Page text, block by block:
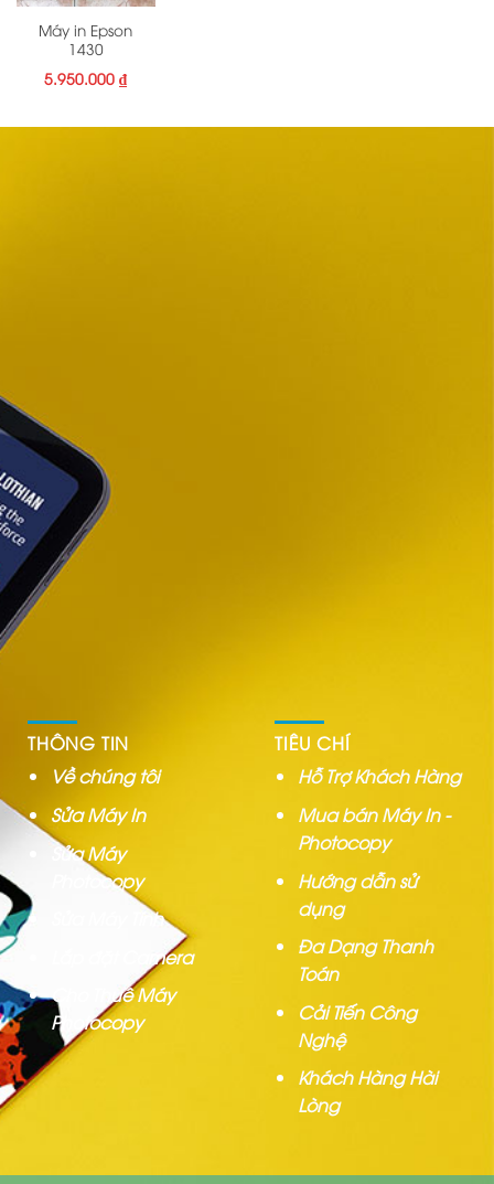
Máy in Epson
1430
5.950.000₫
THÔNG TIN
Về chúng tôi
Sửa Máy In
Sửa Máy
Photocopy
Sửa Máy Tính
Lắp đặt Camera
Cho Thuê Máy
Photocopy
TIÊU CHÍ
Hỗ Trợ Khách Hàng
Mua bán Máy In -
Photocopy
Hướng dẫn sử
dụng
Đa Dạng Thanh
Toán
Cải Tiến Công
Nghệ
Khách Hàng Hài
Lòng